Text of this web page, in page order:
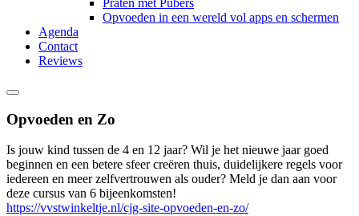
Praten met Pubers
Opvoeden in een wereld vol apps en schermen
Agenda
Contact
Reviews
Opvoeden en Zo
Is jouw kind tussen de 4 en 12 jaar? Wil je het nieuwe jaar goed
beginnen en een betere sfeer creëren thuis, duidelijkere regels voor
iedereen en meer zelfvertrouwen als ouder? Meld je dan aan voor
deze cursus van 6 bijeenkomsten!
https://vvstwinkeltje.nl/cjg-site-opvoeden-en-zo/